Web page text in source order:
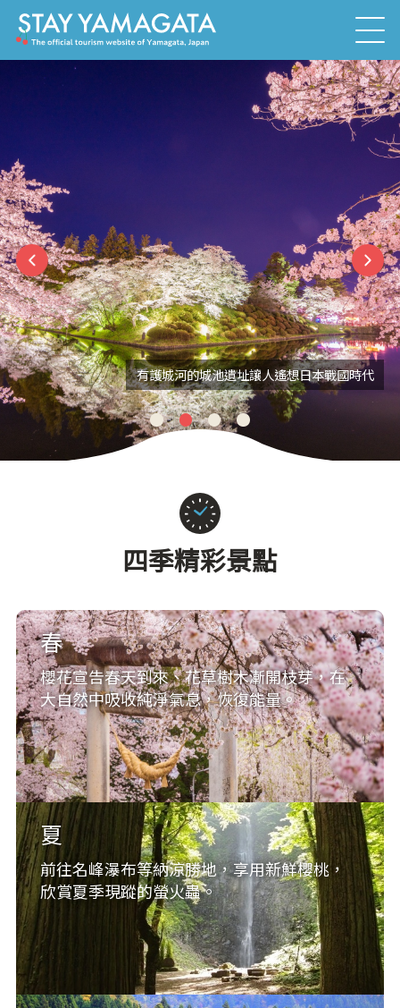
懷舊且上相！木造建築物十分懷舊的溫泉街
1 2 3 4
四季精彩景點
春
櫻花宣告春天到來、花草樹木漸開枝芽，在
大自然中吸收純淨氣息，恢復能量。
夏
前往名峰瀑布等納涼勝地，享用新鮮櫻桃，
欣賞夏季現蹤的螢火蟲。